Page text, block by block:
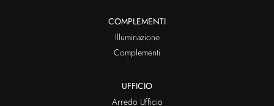
COMPLEMENTI
Illuminazione
Complementi
UFFICIO
Arredo Ufficio